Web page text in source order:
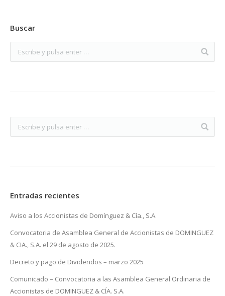
Buscar
Entradas recientes
Aviso a los Accionistas de Domínguez & Cía., S.A.
Convocatoria de Asamblea General de Accionistas de DOMINGUEZ
& CIA., S.A. el 29 de agosto de 2025.
Decreto y pago de Dividendos – marzo 2025
Comunicado – Convocatoria a las Asamblea General Ordinaria de
Accionistas de DOMINGUEZ & CÍA. S.A.